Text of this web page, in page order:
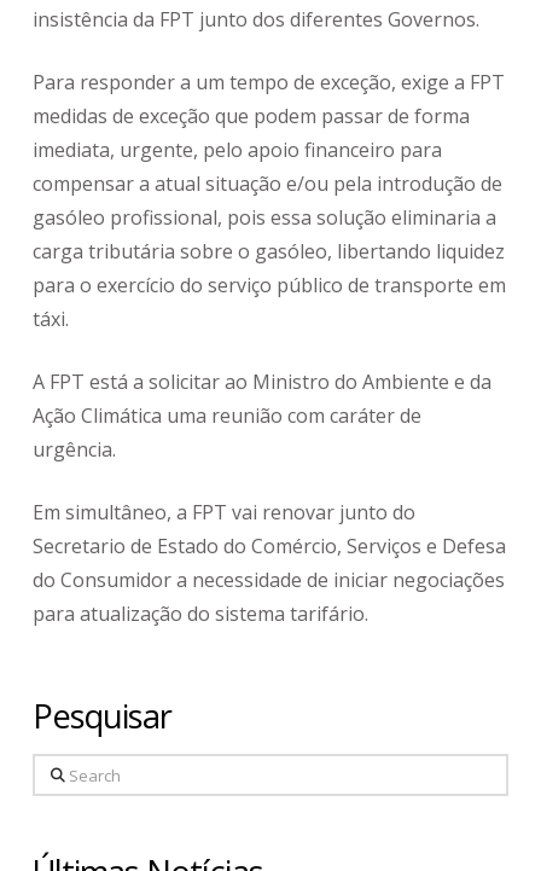
insistência da FPT junto dos diferentes Governos.
Para responder a um tempo de exceção, exige a FPT
medidas de exceção que podem passar de forma
imediata, urgente, pelo apoio financeiro para
compensar a atual situação e/ou pela introdução de
gasóleo profissional, pois essa solução eliminaria a
carga tributária sobre o gasóleo, libertando liquidez
para o exercício do serviço público de transporte em
táxi.
A FPT está a solicitar ao Ministro do Ambiente e da
Ação Climática uma reunião com caráter de
urgência.
Em simultâneo, a FPT vai renovar junto do
Secretario de Estado do Comércio, Serviços e Defesa
do Consumidor a necessidade de iniciar negociações
para atualização do sistema tarifário.
Pesquisar
Search